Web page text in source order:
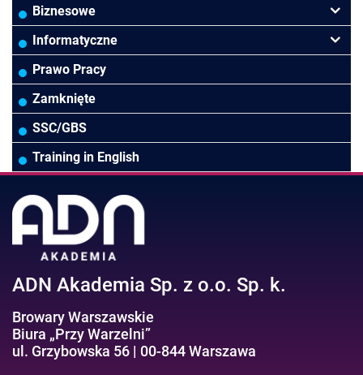
Finanse
Controlling
Rady Nadzorcze/Zarząd
Biura rachunkowe
Budownictwo/Deweloperka
HoReCa
TSL
Ubezpieczenia
Wodociągi/Kanalizacja
Pozostałe branże
Rachunkowość Budżetowa
Kadry i płace
Prawo
Podatki
Pozostałe
Biznesowe
Przywództwo/Zarządzanie
Zarządzanie projektami/Procesami
HR/Zarządzanie Kapitałem Ludzkim
Prawo pracy
Asystentka/Sekretarka
Efektywność osobista//Wellbeing
Informatyczne
MS Excel/Makra/VBA
Online Power BI/Power Query/Dashboardy
MS 365/SharePoint/Bazy danych
MS Project/Word/PowerPoint
Prawo Pracy
Zamknięte
SSC/GBS
Training in English
ADN Akademia Sp. z o.o. Sp. k.
Browary Warszawskie
Biura „Przy Warzelni”
ul. Grzybowska 56 | 00-844 Warszawa